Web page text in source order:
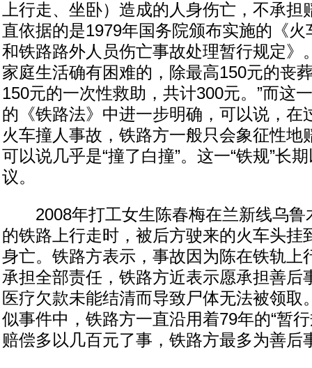
上行走、坐卧）造成的人身伤亡，不承担
直依据的是1979年国务院颁布实施的《
和铁路路外人员伤亡事故处理暂行规定》
家庭生活确有困难的，除最高150元的丧
150元的一次性救助，共计300元。”而这
的《铁路法》中进一步明确，可以说，在
火车撞人事故，铁路方一般只会象征性地
可以说几乎是“撞了白撞”。这一“铁规”长
议。
2008年打工女生陈春梅在兰新线乌鲁
的铁路上行走时，被后方驶来的火车头挂
身亡。铁路方表示，事故因为陈在铁轨上
承担全部责任，铁路方近表示愿承担善后
医疗欠款未能结清而导致尸体无法被领取
似事件中，铁路方一直沿用着79年的“暂
赔偿多以几百元了事，铁路方最多为善后